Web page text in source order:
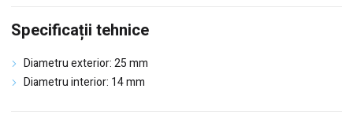
Specificații tehnice
Diametru exterior: 25 mm
Diametru interior: 14 mm